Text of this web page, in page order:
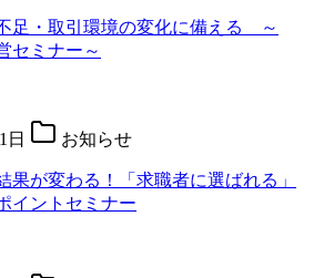
足・取引環境の変化に備える ～
セミナー～
日 お知らせ
果が変わる！「求職者に選ばれる」
イントセミナー